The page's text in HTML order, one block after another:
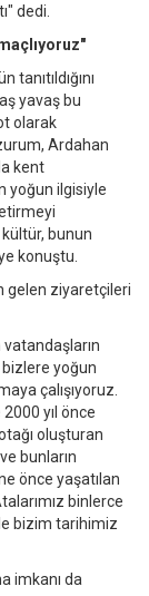
dedi.
yavaş bu
olarak
Ardahan
kent
yoğun ilgisiyle
bunun
konuştu.
gelen ziyaretçileri
vatandaşların
bizlere yoğun
çalışıyoruz.
yıl önce
oluşturan
bunların
önce yaşatılan
binlerce
bizim tarihimiz
imkanı da